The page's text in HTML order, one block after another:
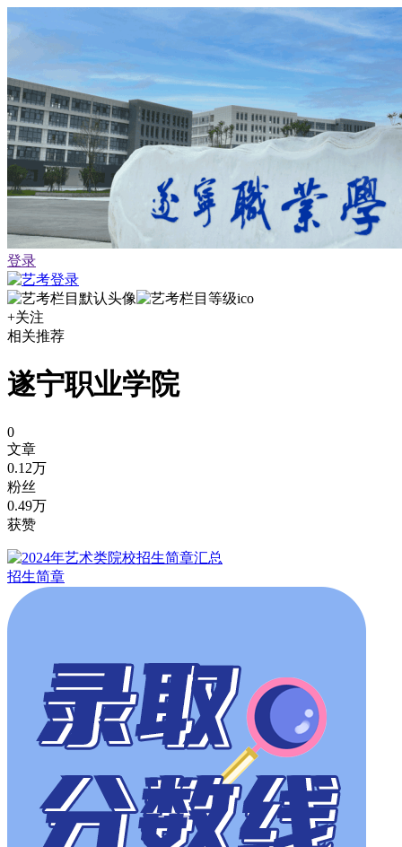
登录
+关注
相关推荐
遂宁职业学院
0
文章
0.12万
粉丝
0.49万
获赞
招生简章